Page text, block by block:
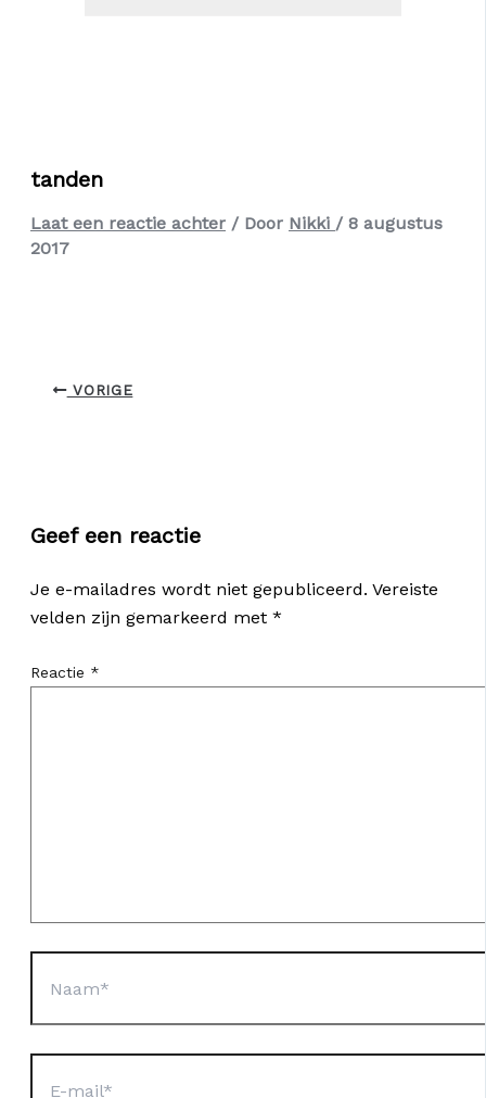
tanden
Laat een reactie achter / Door Nikki / 8 augustus
2017
VORIGE
Geef een reactie
Je e-mailadres wordt niet gepubliceerd. Vereiste
velden zijn gemarkeerd met *
Reactie *
mail*